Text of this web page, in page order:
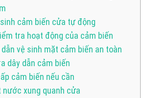
cảm biến cửa tự động
tra hoạt động của cảm biến
vệ sinh mặt cảm biến an toàn
dây dẫn cảm biến
cảm biến nếu cần
nước xung quanh cửa